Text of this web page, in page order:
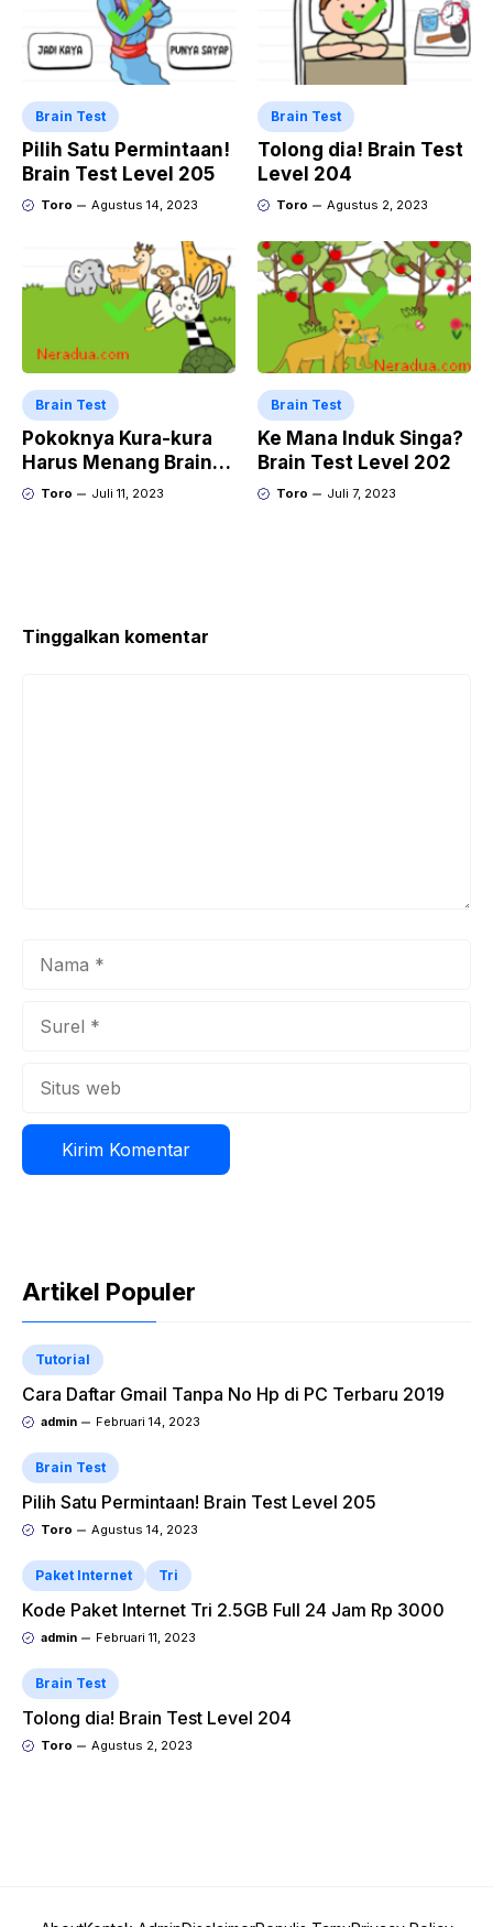
Brain Test
Pilih Satu Permintaan!
Brain Test Level 205
Toro Agustus 14, 2023
Brain Test
Tolong dia! Brain Test
Level 204
Toro Agustus 2, 2023
Brain Test
Pokoknya Kura-kura
Harus Menang Brain
Test Level 203
Toro Juli 11, 2023
Brain Test
Ke Mana Induk Singa?
Brain Test Level 202
Toro Juli 7, 2023
Tinggalkan komentar
Artikel Populer
Tutorial
Cara Daftar Gmail Tanpa No Hp di PC Terbaru 2019
admin Februari 14, 2023
Brain Test
Pilih Satu Permintaan! Brain Test Level 205
Toro Agustus 14, 2023
Paket Internet Tri
Kode Paket Internet Tri 2.5GB Full 24 Jam Rp 3000
admin Februari 11, 2023
Brain Test
Tolong dia! Brain Test Level 204
Toro Agustus 2, 2023